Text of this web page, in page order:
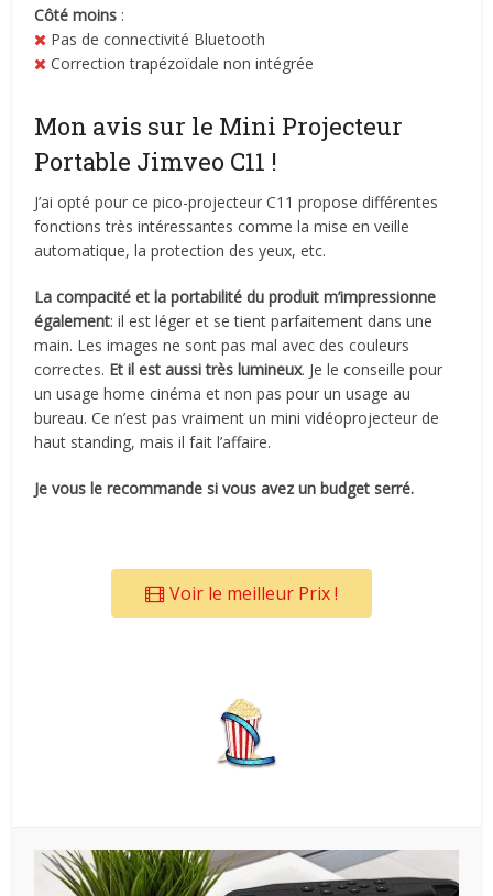
Côté moins :
Pas de connectivité Bluetooth
Correction trapézoïdale non intégrée
Mon avis sur le Mini Projecteur
Portable Jimveo C11 !
J’ai opté pour ce pico-projecteur C11 propose différentes
fonctions très intéressantes comme la mise en veille
automatique, la protection des yeux, etc.
La compacité et la portabilité du produit m’impressionne
également: il est léger et se tient parfaitement dans une
main. Les images ne sont pas mal avec des couleurs
correctes. Et il est aussi très lumineux. Je le conseille pour
un usage home cinéma et non pas pour un usage au
bureau. Ce n’est pas vraiment un mini vidéoprojecteur de
haut standing, mais il fait l’affaire.
Je vous le recommande si vous avez un budget serré.
Voir le meilleur Prix !